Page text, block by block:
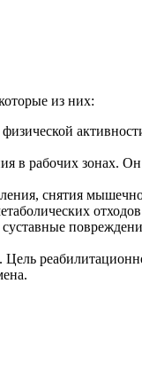
из них:
в рабочих зонах.
снятия
отходов
суставные